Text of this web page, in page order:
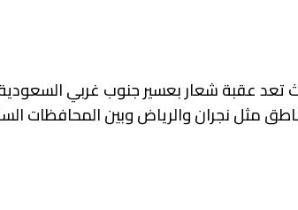
شعار حادثا أليما راح ضحيته 20 شخصا، حيث تعد عقبة شعار بعسير جنوب غربي
مثل نجران والرياض وبين المحافظات